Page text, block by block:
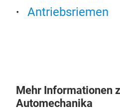
Antriebsriemen
Mehr Informationen
Automechanika